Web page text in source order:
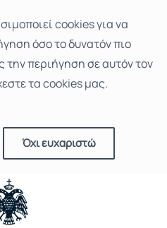
cookies για να
όσο το δυνατόν πιο
την περιήγηση σε αυτόν τον
τα cookies μας.
Όχι ευχαριστώ